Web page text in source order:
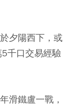
夕陽西下，或
千口交易經驗
滑鐵盧一戰，